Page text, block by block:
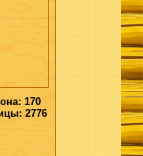
170
2776